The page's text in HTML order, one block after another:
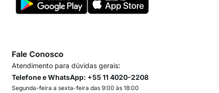
Fale Conosco
Atendimento para dúvidas gerais:
Telefone e WhatsApp: +55 11 4020-2208
Segunda-feira a sexta-feira das 9:00 às 18:00